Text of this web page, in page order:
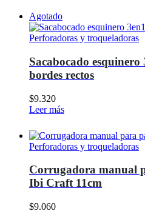
Agotado
Perforadoras y troqueladoras
Sacabocado
bordes rectos
$9.320
Leer más
Perforadoras y troqueladoras
Corrugadora manual
Ibi Craft 11cm
$9.060